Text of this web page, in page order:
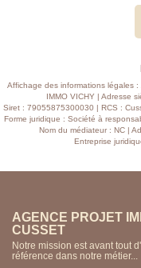
AMENAGES EN UNE
,DRESSING,
à granulés 1 an ).LA
TOUT A L'EGOUT,
CALME, IDEAL
ET FAIRE OFFRE....
Affichage des informations légales
IMMO VICHY | Adresse
Siret : 79055875300030 | RCS :
Forme juridique : Société à
Nom du médiateur : NC |
Entreprise
AGENCE PROJET
CUSSET
Notre mission est avant tout
référence dans notre métier...